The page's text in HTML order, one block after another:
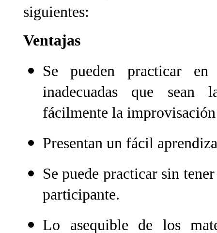
siguientes:
Ventajas
Se pueden practicar
inadecuadas que sean
fácilmente la
Presentan un fácil
Se puede practicar sin
participante.
Lo asequible de los